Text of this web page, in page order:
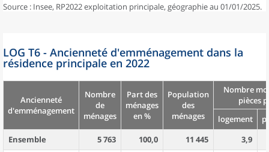
Source : Insee, RP2022 exploitation principale, géographie au 01/01/2025.
LOG T6 - Ancienneté d'emménagement dans la
résidence principale en 2022
Ancienneté
d'emménagement
Nombre
de
ménages
Part des
ménages
en %
Population
des
ménages
Nombre
pièces
logement
Ensemble
5 763 100,0 11 445
3,9